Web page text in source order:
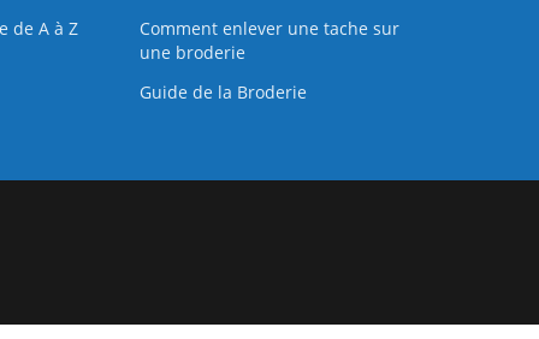
de A à Z
Comment enlever une tache sur
une broderie
Guide de la Broderie